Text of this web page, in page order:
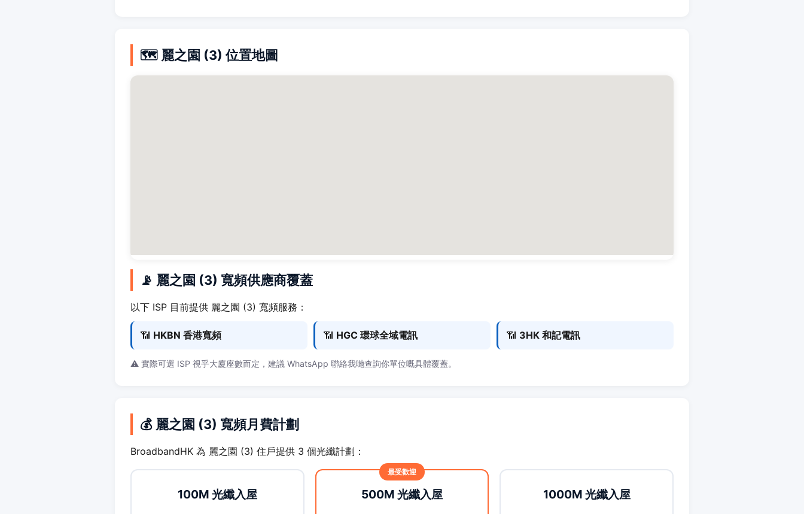
🗺️ 麗之園 (3) 位置地圖
📡 麗之園 (3) 寬頻供應商覆蓋
以下 ISP 目前提供 麗之園 (3) 寬頻服務：
📶 HKBN 香港寬頻 📶 HGC 環球全域電訊 📶 3HK 和記電訊
⚠️ 實際可選 ISP 視乎大廈座數而定，建議 WhatsApp 聯絡我哋查詢你單位嘅具體覆蓋。
💰 麗之園 (3) 寬頻月費計劃
BroadbandHK 為 麗之園 (3) 住戶提供 3 個光纖計劃：
100M 光纖入屋 500M 光纖入屋 1000M 光纖入屋